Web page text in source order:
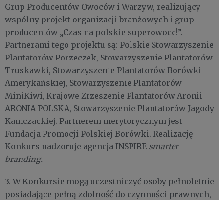
Grup Producentów Owoców i Warzyw, realizujący
wspólny projekt organizacji branżowych i grup
producentów „Czas na polskie superowoce!”.
Partnerami tego projektu są: Polskie Stowarzyszenie
Plantatorów Porzeczek, Stowarzyszenie Plantatorów
Truskawki, Stowarzyszenie Plantatorów Borówki
Amerykańskiej, Stowarzyszenie Plantatorów
MiniKiwi, Krajowe Zrzeszenie Plantatorów Aronii
ARONIA POLSKA, Stowarzyszenie Plantatorów Jagody
Kamczackiej. Partnerem merytorycznym jest
Fundacja Promocji Polskiej Borówki. Realizację
Konkurs nadzoruje agencja INSPIRE smarter
branding.
3. W Konkursie mogą uczestniczyć osoby pełnoletnie
posiadające pełną zdolność do czynności prawnych,